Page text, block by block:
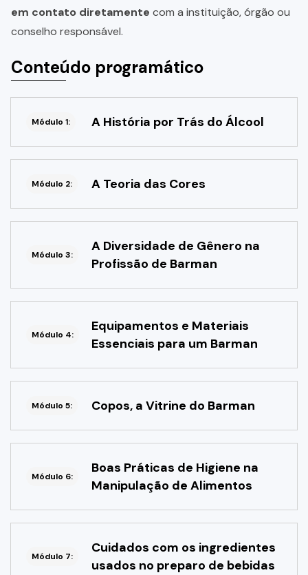
em contato diretamente com a instituição, órgão ou
conselho responsável.
Conteúdo programático
Módulo 1: A História por Trás do Álcool
Módulo 2: A Teoria das Cores
Módulo 3:
A Diversidade de Gênero na
Profissão de Barman
Módulo 4:
Equipamentos e Materiais
Essenciais para um Barman
Módulo 5: Copos, a Vitrine do Barman
Módulo 6:
Boas Práticas de Higiene na
Manipulação de Alimentos
Módulo 7:
Cuidados com os ingredientes
usados no preparo de bebidas